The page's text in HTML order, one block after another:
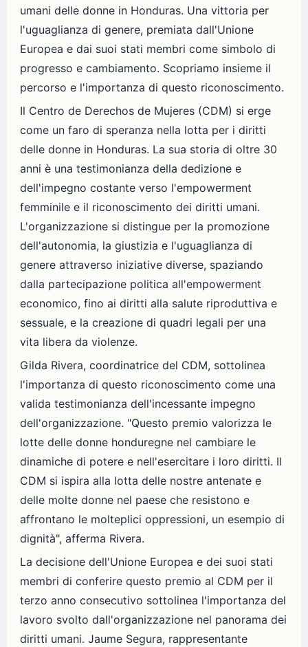
umani delle donne in Honduras. Una vittoria per
l'uguaglianza di genere, premiata dall'Unione
Europea e dai suoi stati membri come simbolo di
progresso e cambiamento. Scopriamo insieme il
percorso e l'importanza di questo riconoscimento.
Il Centro de Derechos de Mujeres (CDM) si erge
come un faro di speranza nella lotta per i diritti
delle donne in Honduras. La sua storia di oltre 30
anni è una testimonianza della dedizione e
dell'impegno costante verso l'empowerment
femminile e il riconoscimento dei diritti umani.
L'organizzazione si distingue per la promozione
dell'autonomia, la giustizia e l'uguaglianza di
genere attraverso iniziative diverse, spaziando
dalla partecipazione politica all'empowerment
economico, fino ai diritti alla salute riproduttiva e
sessuale, e la creazione di quadri legali per una
vita libera da violenze.
Gilda Rivera, coordinatrice del CDM, sottolinea
l'importanza di questo riconoscimento come una
valida testimonianza dell'incessante impegno
dell'organizzazione. "Questo premio valorizza le
lotte delle donne honduregne nel cambiare le
dinamiche di potere e nell'esercitare i loro diritti. Il
CDM si ispira alla lotta delle nostre antenate e
delle molte donne nel paese che resistono e
affrontano le molteplici oppressioni, un esempio di
dignità", afferma Rivera.
La decisione dell'Unione Europea e dei suoi stati
membri di conferire questo premio al CDM per il
terzo anno consecutivo sottolinea l'importanza del
lavoro svolto dall'organizzazione nel panorama dei
diritti umani. Jaume Segura, rappresentante